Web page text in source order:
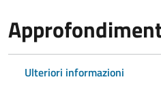
Ulteriori informazioni